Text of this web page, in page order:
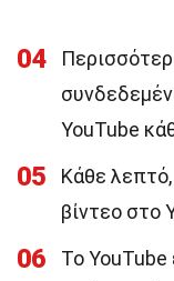
04
YouTube
05
Κάθε
βίντεο στο
06
Το YouTube